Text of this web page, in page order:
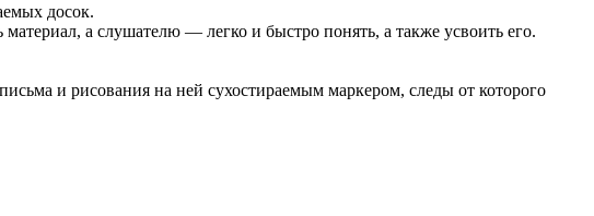
досок.
а слушателю — легко и быстро понять, а также усвоить его.
и рисования на ней сухостираемым маркером, следы от которого